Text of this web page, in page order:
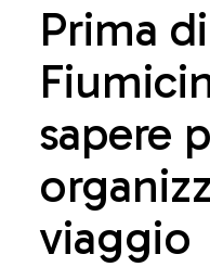
Prima
sapere
viaggio